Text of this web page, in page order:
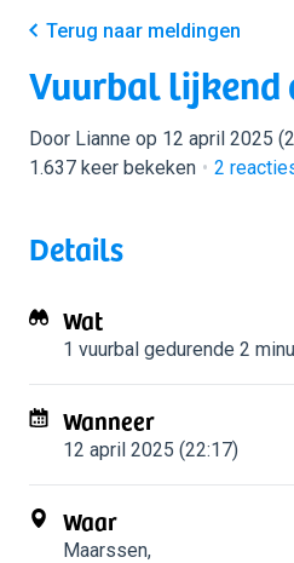
Terug naar meldingen
Vuurbal lijkend
Door Lianne op 12 april 2025
1.637 keer bekeken
2
Details
Wat
1 vuurbal gedurende 2
Wanneer
12 april 2025 (22:17)
Waar
Maarssen,